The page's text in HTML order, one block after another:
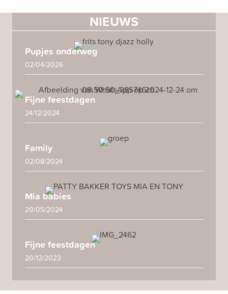
NIEUWS
Pupjes onderweg
02/04/2026
Fijne feestdagen
24/12/2024
Family
02/08/2024
Mia babies
20/05/2024
Fijne feestdagen
20/12/2023